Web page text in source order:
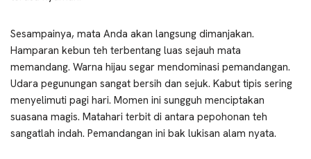
Sesampainya, mata Anda akan langsung dimanjakan.
Hamparan kebun teh terbentang luas sejauh mata
memandang. Warna hijau segar mendominasi pemandangan.
Udara pegunungan sangat bersih dan sejuk. Kabut tipis sering
menyelimuti pagi hari. Momen ini sungguh menciptakan
suasana magis. Matahari terbit di antara pepohonan teh
sangatlah indah. Pemandangan ini bak lukisan alam nyata.